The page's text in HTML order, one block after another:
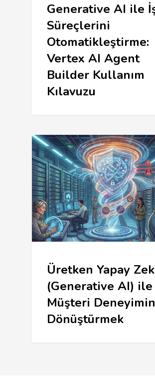
Generative AI ile
Süreçlerini
Otomatikleştirme:
Vertex AI Agent
Builder Kullanım
Kılavuzu
Üretken Yapay
(Generative AI) ile
Müşteri
Dönüştürmek